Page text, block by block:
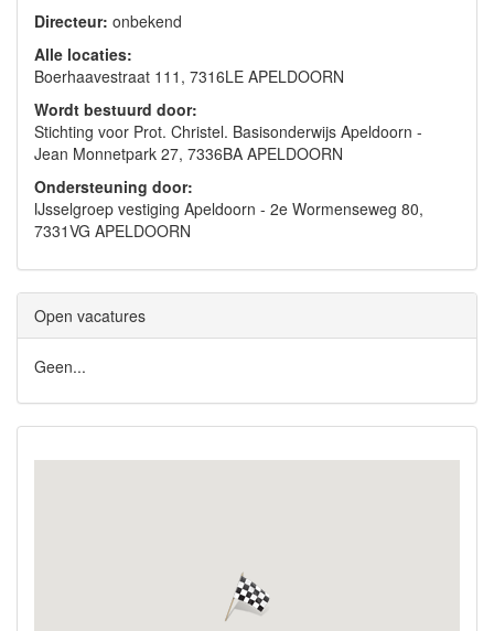
Directeur: onbekend
Alle locaties:
Boerhaavestraat 111, 7316LE APELDOORN
Wordt bestuurd door:
Stichting voor Prot. Christel. Basisonderwijs Apeldoorn -
Jean Monnetpark 27, 7336BA APELDOORN
Ondersteuning door:
IJsselgroep vestiging Apeldoorn - 2e Wormenseweg 80,
7331VG APELDOORN
Open vacatures
Geen...